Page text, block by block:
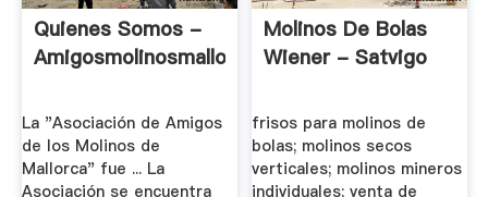
Quienes Somos -
Amigosmolinosmallorca.es
La "Asociación de Amigos
de los Molinos de
Mallorca" fue ... La
Asociación se encuentra
Molinos De Bolas
Wiener - Satvigo
frisos para molinos de
bolas; molinos secos
verticales; molinos mineros
individuales; venta de